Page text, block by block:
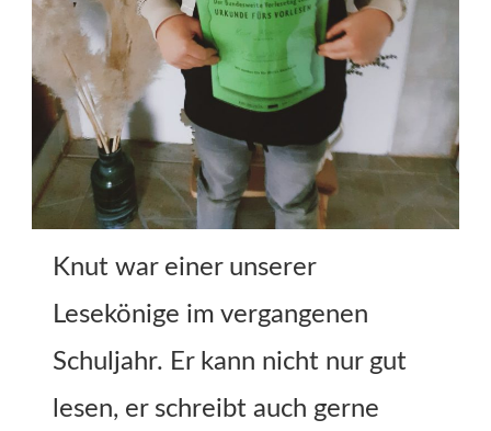
Knut war einer unserer
Lesekönige im vergangenen
Schuljahr. Er kann nicht nur gut
lesen, er schreibt auch gerne